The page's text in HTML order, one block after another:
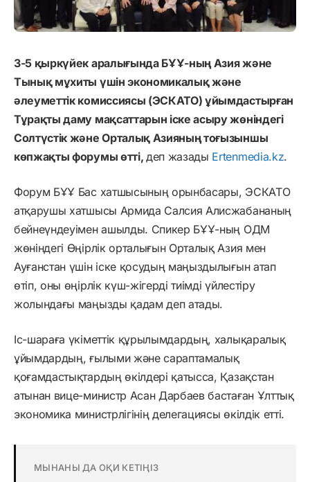
3-5 қыркүйек аралығында БҰҰ-ның Азия және
Тынық мұхиты үшін экономикалық және
әлеуметтік комиссиясы (ЭСКАТО) ұйымдастырған
Тұрақты даму мақсаттарын іске асыру жөніндегі
Солтүстік және Орталық Азияның тоғызыншы
көпжақты форумы өтті, деп жазады Ertenmedia.kz.
Форум БҰҰ Бас хатшысының орынбасары, ЭСКАТО
атқарушы хатшысы Армида Салсия Алисжабананың
бейнеүндеуімен ашылды. Спикер БҰҰ-ның ОДМ
жөніндегі Өңірлік орталығын Орталық Азия мен
Ауғанстан үшін іске қосудың маңыздылығын атап
өтіп, оны өңірлік күш-жігерді тиімді үйлестіру
жолындағы маңызды қадам деп атады.
Іс-шараға үкіметтік құрылымдардың, халықаралық
ұйымдардың, ғылыми және сараптамалық
қоғамдастықтардың өкілдері қатысса, Қазақстан
атынан вице-министр Асан Дарбаев бастаған Ұлттық
экономика министрлігінің делегациясы өкілдік етті.
МЫНАНЫ ДА ОҚИ КЕТІҢІЗ